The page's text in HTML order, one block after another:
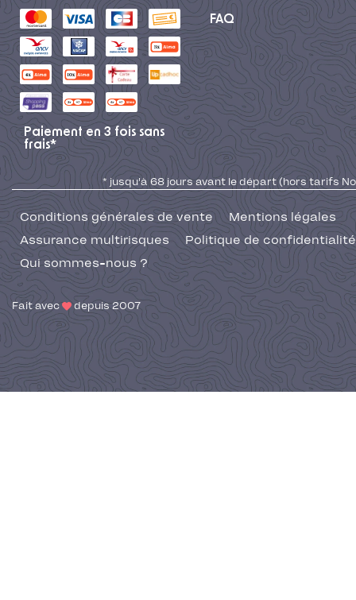
FAQ
Paiement en 3 fois sans
frais*
* jusqu'à 68 jours avant le départ (hors tarifs No
Conditions générales de vente
Mentions légales
Assurance multirisques
Politique de confidentialité
Qui sommes-nous ?
Fait avec depuis 2007